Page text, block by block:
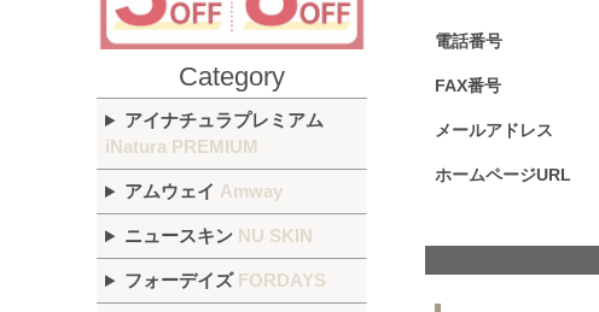
Category
アイナチュラプレミアム
iNatura PREMIUM
アムウェイ Amway
ニュースキン NU SKIN
フォーデイズ FORDAYS
電話番号
FAX番号
メールアドレス
ホームページURL